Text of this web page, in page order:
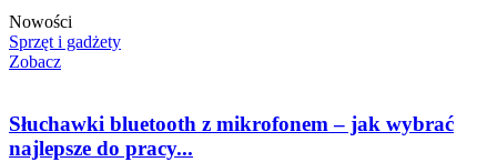
Nowości
Sprzęt i gadżety
Zobacz
Słuchawki bluetooth z mikrofonem – jak wybrać
najlepsze do pracy...